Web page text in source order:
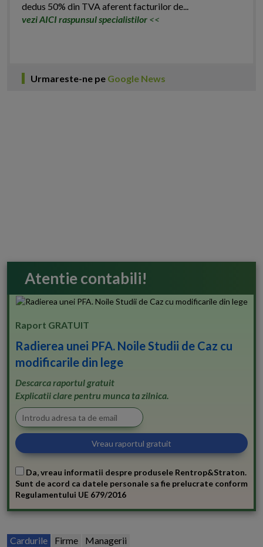
dedus 50% din TVA aferent facturilor de...
vezi AICI raspunsul specialistilor <<
Urmareste-ne pe Google News
Atentie contabili!
Raport GRATUIT
Radierea unei PFA. Noile Studii de Caz cu
modificarile din lege
Descarca raportul gratuit
Explicatii clare pentru munca ta zilnica.
Da, vreau informatii despre produsele Rentrop&Straton.
Sunt de acord ca datele personale sa fie prelucrate conform
Regulamentului UE 679/2016
Cardurile Firme Managerii